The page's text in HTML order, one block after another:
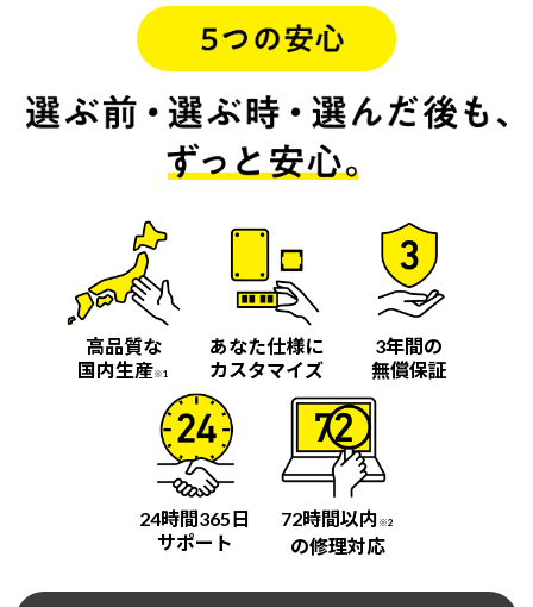
高品質な
国内生産※1
あなた仕様に
カスタマイズ
3年間の
無償保証
24時間365日
サポート
72時間以内 ※2
の修理対応